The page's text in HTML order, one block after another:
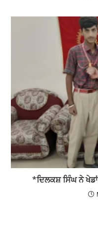
*ਦਿਲਕਸ਼ ਸਿੰਘ ਨੇ